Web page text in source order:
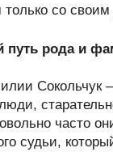
только со
путь рода и
Сокольчук
часто
судьи,